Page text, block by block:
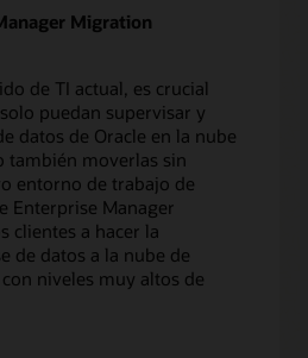
Migration
de TI actual, es crucial
puedan supervisar y
datos de Oracle en la nube
también moverlas sin
entorno de trabajo de
Enterprise Manager
clientes a hacer la
de datos a la nube de
niveles muy altos de